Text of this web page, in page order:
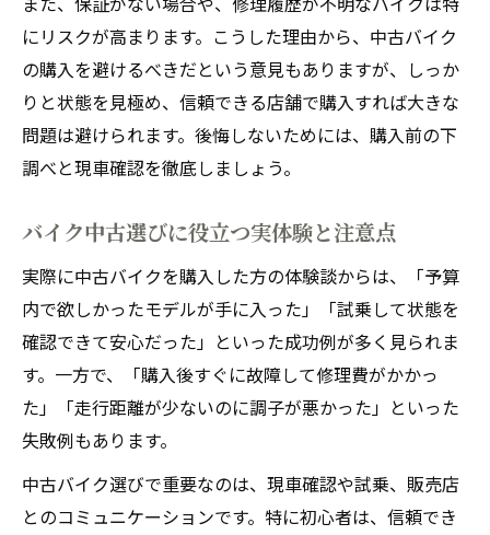
にリスクが高まります。こうした理由から、中古バイク
の購入を避けるべきだという意見もありますが、しっか
りと状態を見極め、信頼できる店舗で購入すれば大きな
問題は避けられます。後悔しないためには、購入前の下
調べと現車確認を徹底しましょう。
バイク中古選びに役立つ実体験と注意点
実際に中古バイクを購入した方の体験談からは、「予算
内で欲しかったモデルが手に入った」「試乗して状態を
確認できて安心だった」といった成功例が多く見られま
す。一方で、「購入後すぐに故障して修理費がかかっ
た」「走行距離が少ないのに調子が悪かった」といった
失敗例もあります。
中古バイク選びで重要なのは、現車確認や試乗、販売店
とのコミュニケーションです。特に初心者は、信頼でき